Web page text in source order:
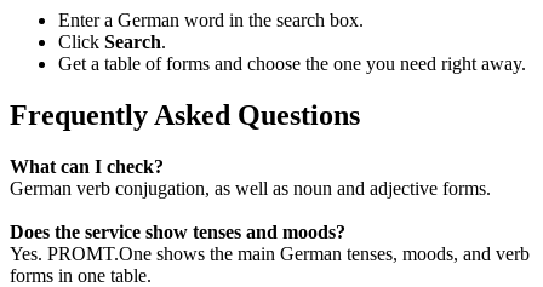
Enter a German word in the search box.
Click Search.
Get a table of forms and choose the one you need right away.
Frequently Asked Questions
What can I check?
German verb conjugation, as well as noun and adjective forms.
Does the service show tenses and moods?
Yes. PROMT.One shows the main German tenses, moods, and verb
forms in one table.